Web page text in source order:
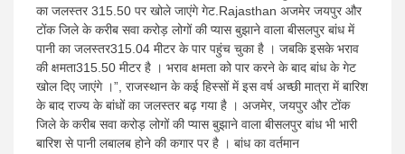
का जलस्तर 315.50 पर खोले जाएंगे गेट.Rajasthan अजमेर जयपुर और
टोंक जिले के करीब सवा करोड़ लोगों की प्यास बुझाने वाला बीसलपुर बांध में
पानी का जलस्तर315.04 मीटर के पार पहुंच चुका है । जबकि इसके भराव
की क्षमता315.50 मीटर है । भराव क्षमता को पार करने के बाद बांध के गेट
खोल दिए जाएंगे ।”, राजस्थान के कई हिस्सों में इस वर्ष अच्छी मात्रा में बारिश
के बाद राज्य के बांधों का जलस्तर बढ़ गया है । अजमेर, जयपुर और टोंक
जिले के करीब सवा करोड़ लोगों की प्यास बुझाने वाला बीसलपुर बांध भी भारी
बारिश से पानी लबालब होने की कगार पर है । बांध का वर्तमान